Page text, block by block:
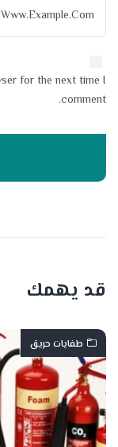
for the next time I
comment.
قد يهمك
طفايات حريق